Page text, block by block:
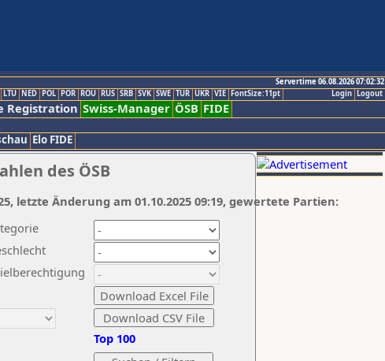
Servertime 06.08.2026 07:02:32
Logout
Login
LTU NED POL POR ROU RUS SRB SVK SWE TUR UKR VIE FontSize:11pt
Registration Swiss-Manager ÖSB FIDE
Elo FIDE
des ÖSB
Top 100
letzte Änderung am 01.10.2025 09:19, gewertete Partien: